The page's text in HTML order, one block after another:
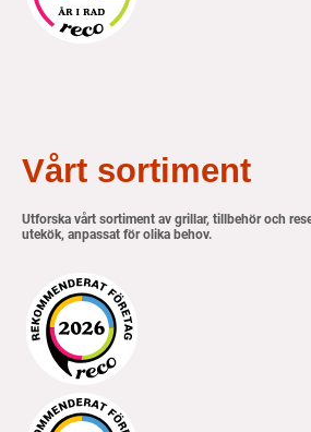
Vårt sortiment
Utforska vårt sortiment av grillar, tillbehör och
utekök, anpassat för olika behov.